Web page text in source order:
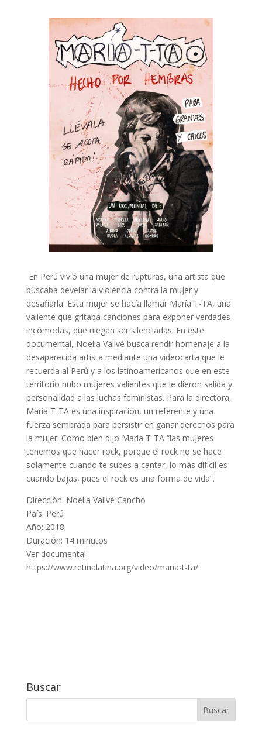
En Perú vivió una mujer de rupturas, una artista que
buscaba develar la violencia contra la mujer y
desafiarla. Esta mujer se hacía llamar María T-TA, una
valiente que gritaba canciones para exponer verdades
incómodas, que niegan ser silenciadas. En este
documental, Noelia Vallvé busca rendir homenaje a la
desaparecida artista mediante una videocarta que le
recuerda al Perú y a los latinoamericanos que en este
territorio hubo mujeres valientes que le dieron salida y
personalidad a las luchas feministas. Para la directora,
María T-TA es una inspiración, un referente y una
fuerza sembrada para persistir en ganar derechos para
la mujer. Como bien dijo María T-TA “las mujeres
tenemos que hacer rock, porque el rock no se hace
solamente cuando te subes a cantar, lo más difícil es
cuando bajas, pues el rock es una forma de vida”.
Dirección: Noelia Vallvé Cancho
País: Perú
Año: 2018
Duración: 14 minutos
Ver documental:
https://www.retinalatina.org/video/maria-t-ta/
Buscar